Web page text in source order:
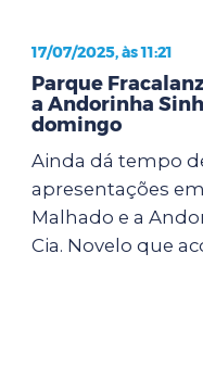
17/07/2025, às 11:21
Parque
a Andorinha
domingo
Ainda dá tempo
apresentações
Malhado e a
Cia. Novelo que